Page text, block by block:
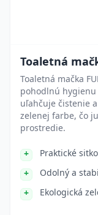
Toaletná
Toaletná mačka
pohodlnú hygienu
uľahčuje čistenie
zelenej farbe, čo
prostredie.
Praktické
Odolný a
Ekologická